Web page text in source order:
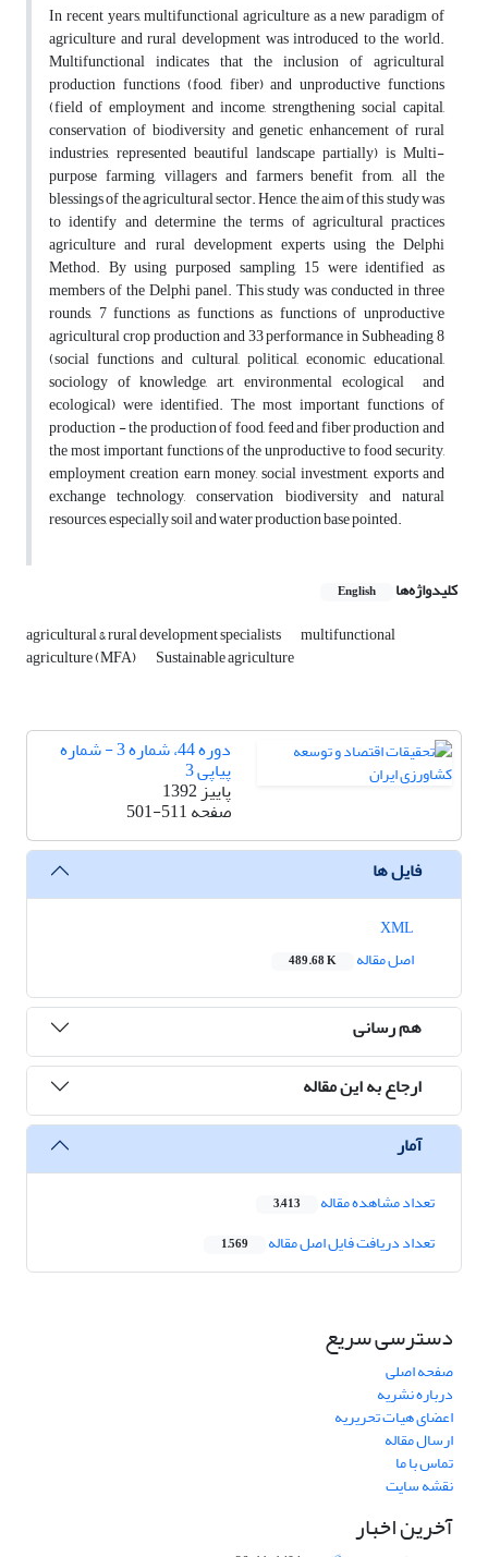
In recent years, multifunctional agriculture as a new paradigm of
agriculture and rural development was introduced to the world.
Multifunctional indicates that the inclusion of agricultural
production functions (food, fiber) and unproductive functions
(field of employment and income, strengthening social capital,
conservation of biodiversity and genetic enhancement of rural
industries, represented beautiful landscape partially) is Multi-
purpose farming, villagers and farmers benefit from, all the
blessings of the agricultural sector. Hence, the aim of this study was
to identify and determine the terms of agricultural practices
agriculture and rural development experts using the Delphi
Method. By using purposed sampling, 15 were identified as
members of the Delphi panel. This study was conducted in three
rounds, 7 functions as functions as functions of unproductive
agricultural crop production and 33 performance in Subheading 8
(social functions and cultural, political, economic, educational,
sociology of knowledge, art, environmental ecological and
ecological) were identified. The most important functions of
production - the production of food, feed and fiber production and
the most important functions of the unproductive to food security,
employment creation earn money, social investment, exports and
exchange technology, conservation biodiversity and natural
resources, especially soil and water production base pointed.
کلیدواژه‌ها English
agricultural & rural development specialists multifunctional
agriculture (MFA) Sustainable agriculture
دوره 44، شماره 3 - شماره
پیاپی 3
پاییز 1392
صفحه501-511
فایل ها
اصل مقاله
489.68 K
هم رسانی
ارجاع به این مقاله
آمار
تعداد مشاهده مقاله 3,413
تعداد دریافت فایل اصل مقاله 1,569
دسترسی سریع
صفحه اصلی
درباره نشریه
اعضای هیات تحریریه
ارسال مقاله
تماس با ما
نقشه سایت
آخرین اخبار